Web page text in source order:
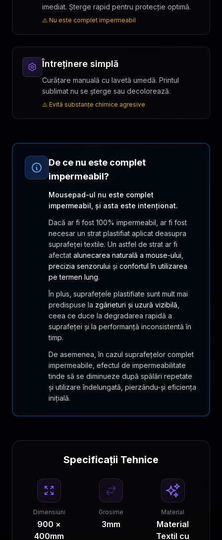
imediat. Șterge rapid pentru protecție optimă.
⚠️ Nu este complet impermeabil
Întreținere simplă
Curățare manuală cu lavetă umedă. Printul
sublimat nu se șterge sau decolorează.
⚠️ Evită substanțe chimice agresive
De ce nu este complet
impermeabil?
Mousepad-ul nu este complet
impermeabil, și asta este intenționat.
Dacă ar fi fost 100% impermeabil, ar fi fost
necesar un strat plastifiat aplicat deasupra
suprafeței textile. Un astfel de strat ar fi
afectat alunecarea naturală a mouse-ului
precizia senzorului și confortul în utilizarea
pe termen lung.
În plus, suprafețele plastifiate sunt mult mai
predispuse la zgârieturi și uzură vizibilă
ceea ce duce la degradarea rapidă a
suprafeței și la performanță inconsistentă în
timp.
De asemenea, în cazul suprafețelor complet
impermeabile, efectul de impermeabilitate
tinde să se diminueze după spălări repetate
și utilizare îndelungată, pierzându-și eficiența
inițială.
Specificații Tehnice
Dimensiuni
900 ×
400mm
Grosime
3mm
Material
Material
Textil cu